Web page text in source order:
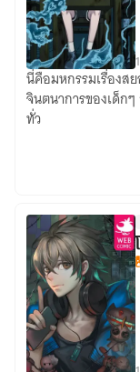
วงกต
เรื่อง
เฮี้ยน
นี่คือมหกรรมเรื่องส
จินตนาการของเด็ก
ทั่ว